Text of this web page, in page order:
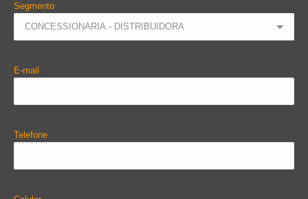
Segmento
E-mail
Telefone